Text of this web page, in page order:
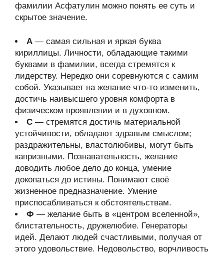
фамилии Асфатулин можно понять ее суть и
скрытое значение.
А — самая сильная и яркая буква
кириллицы. Личности, обладающие такими
буквами в фамилии, всегда стремятся к
лидерству. Нередко они соревнуются с самим
собой. Указывает на желание что-то изменить,
достичь наивысшего уровня комфорта в
физическом проявлении и в духовном.
С — стремятся достичь материальной
устойчивости, обладают здравым смыслом;
раздражительны, властолюбивы, могут быть
капризными. Познавательность, желание
доводить любое дело до конца, умение
докопаться до истины. Понимают своё
жизненное предназначение. Умение
приспосабливаться к обстоятельствам.
Ф — желание быть в «центром вселенной»,
блистательность, дружелюбие. Генераторы
идей. Делают людей счастливыми, получая от
этого удовольствие. Недовольство, ворчливость